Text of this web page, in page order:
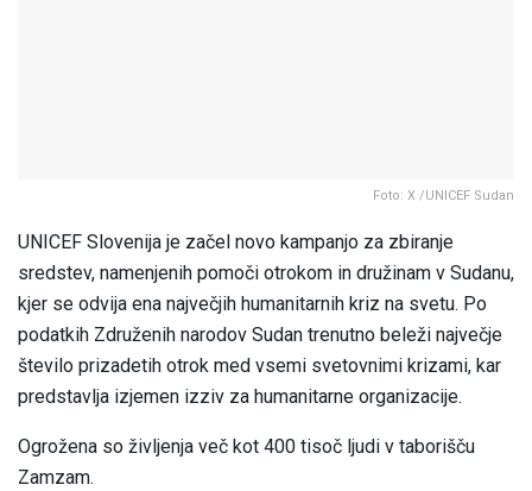
Foto: X /UNICEF Sudan
UNICEF Slovenija je začel novo kampanjo za zbiranje
sredstev, namenjenih pomoči otrokom in družinam v Sudanu,
kjer se odvija ena največjih humanitarnih kriz na svetu. Po
podatkih Združenih narodov Sudan trenutno beleži največje
število prizadetih otrok med vsemi svetovnimi krizami, kar
predstavlja izjemen izziv za humanitarne organizacije.
Ogrožena so življenja več kot 400 tisoč ljudi v taborišču
Zamzam.